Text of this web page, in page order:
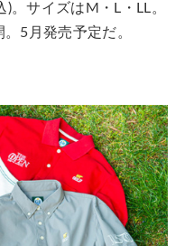
)。サイズはM・L・LL。
5月発売予定だ。